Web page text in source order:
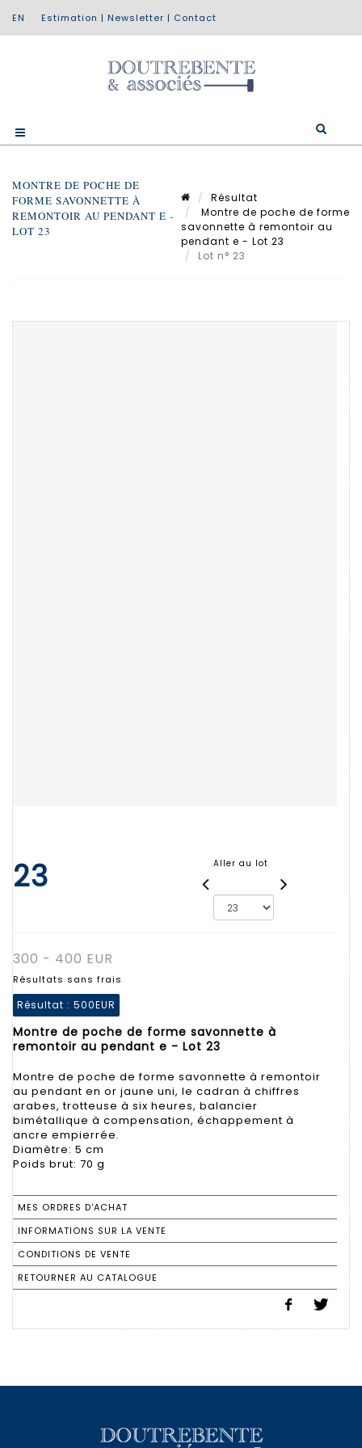
Estimation | Newsletter | Contact
MONTRE DE POCHE DE
FORME SAVONNETTE À
REMONTOIR AU PENDANT E -
LOT 23
Résultat
Montre de poche de forme
savonnette à remontoir au
pendant e - Lot 23
Lot n° 23
23 Aller au lot
300 - 400 EUR
Résultats sans frais
Résultat : 500EUR
Montre de poche de forme savonnette à
remontoir au pendant e - Lot 23
Montre de poche de forme savonnette à remontoir
au pendant en or jaune uni, le cadran à chiffres
arabes, trotteuse à six heures, balancier
bimétallique à compensation, échappement à
ancre empierrée.
Diamètre: 5 cm
Poids brut: 70 g
MES ORDRES D'ACHAT
INFORMATIONS SUR LA VENTE
CONDITIONS DE VENTE
RETOURNER AU CATALOGUE